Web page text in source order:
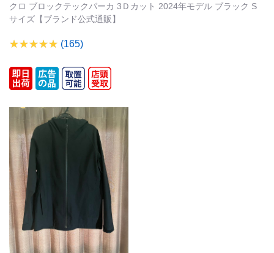
クロ ブロックテックパーカ 3Ｄカット 2024年モデル ブラック S
サイズ【ブランド公式通販】
(165)